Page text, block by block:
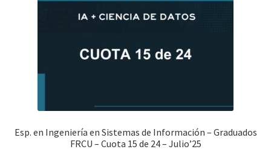
Esp. en Ingeniería en Sistemas de Información – Graduados
FRCU – Cuota 15 de 24 – Julio’25